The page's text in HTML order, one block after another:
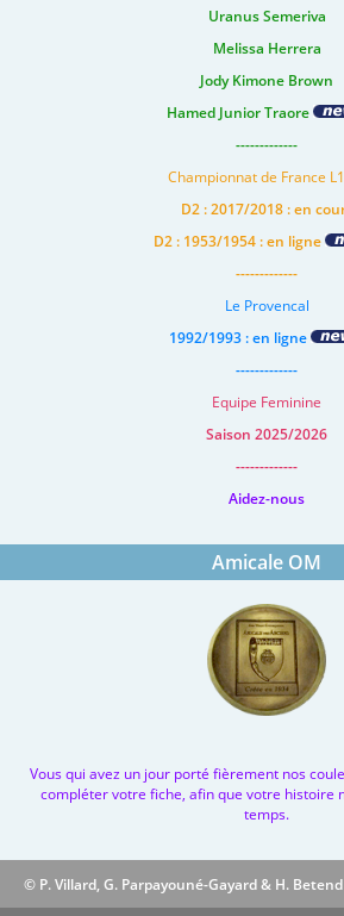
Uranus Semeriva
Melissa Herrera
Jody Kimone Brown
Hamed Junior Traore
-------------
Championnat de France
D2 : 2017/2018 : en
D2 : 1953/1954 : en ligne
-------------
Le Provencal
1992/1993 : en ligne
-------------
Equipe Feminine
Saison 2025/2026
-------------
Aidez-nous
Amicale OM
Vous qui avez un jour porté fièrement nos
compléter votre fiche, afin que votre histoire
temps.
© P. Villard, G. Parpayouné-Gayard & H. Betend